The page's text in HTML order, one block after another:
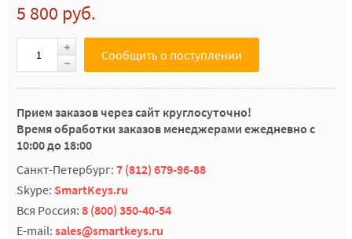
5 800 руб.
Сообщить о поступлении
Прием заказов через сайт круглосуточно!
Время обработки заказов менеджерами ежедневно с
10:00 до 18:00
Санкт-Петербург: 7 (812) 679-96-88
Skype: SmartKeys.ru
Вся Россия: 8 (800) 350-40-54
E-mail: sales@smartkeys.ru